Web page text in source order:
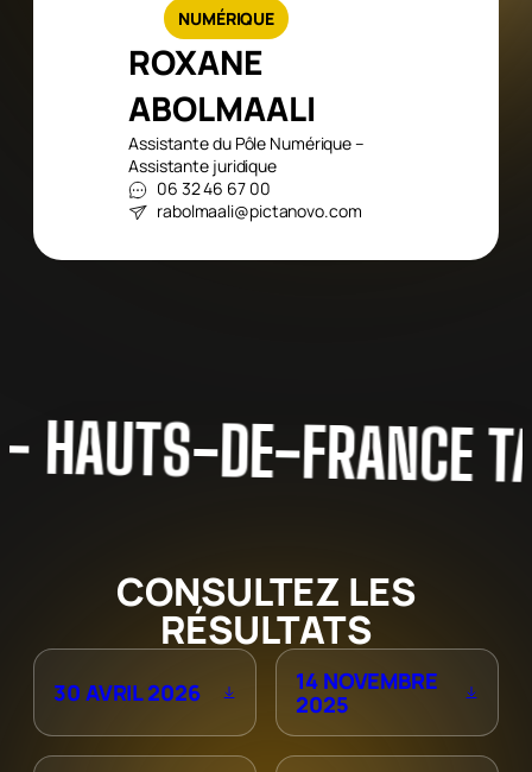
NUMÉRIQUE
ROXANE
ABOLMAALI
Assistante du Pôle Numérique –
Assistante juridique
06 32 46 67 00
rabolmaali@pictanovo.com
DE-FRANCE
CONSULTEZ LES
RÉSULTATS
30 AVRIL 2026
14 NOVEMBRE
2025